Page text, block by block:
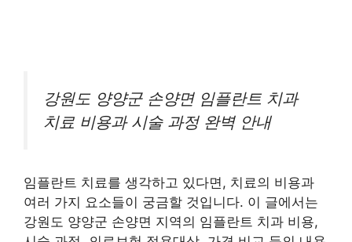
강원도 양양군 손양면 임플란트 치과
치료 비용과 시술 과정 완벽 안내
임플란트 치료를 생각하고 있다면, 치료의 비용과
여러 가지 요소들이 궁금할 것입니다. 이 글에서는
강원도 양양군 손양면 지역의 임플란트 치과 비용,